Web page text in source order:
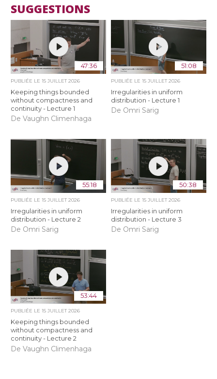
SUGGESTIONS
47:36
PUBLIÉE LE15 JUILLET 2026
Keeping things bounded
without compactness and
continuity - Lecture 1
De Vaughn Climenhaga
51:08
PUBLIÉE LE 15 JUILLET 2026
Irregularities in uniform
distribution - Lecture 1
De Omri Sarig
55:18
PUBLIÉE LE15 JUILLET 2026
Irregularities in uniform
distribution - Lecture 2
De Omri Sarig
50:38
PUBLIÉE LE 15 JUILLET 2026
Irregularities in uniform
distribution - Lecture 3
De Omri Sarig
53:44
PUBLIÉE LE15 JUILLET 2026
Keeping things bounded
without compactness and
continuity - Lecture 2
De Vaughn Climenhaga